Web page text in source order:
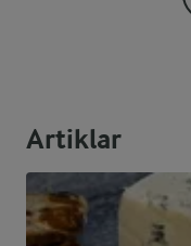
Artiklar